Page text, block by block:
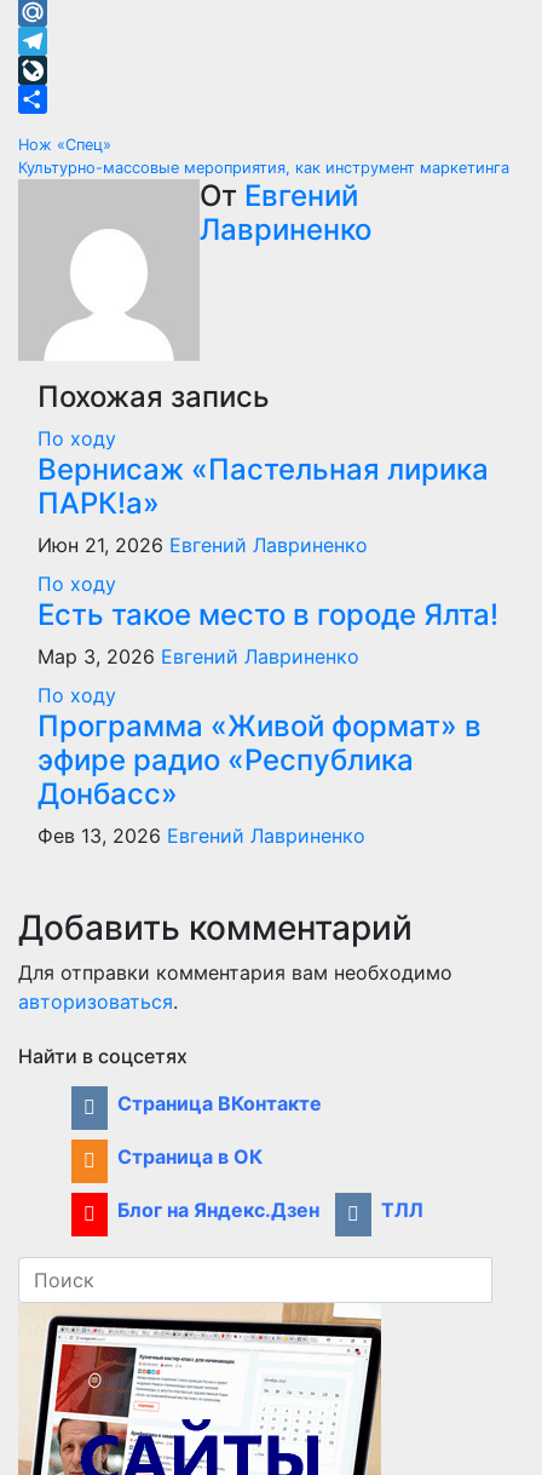
Odnoklassniki
Mail.Ru
Telegram
LiveJournal
Навигация
записям
Нож «Спец»
Культурно-массовые мероприятия, как инструмент маркетинга
От Евгений
Лавриненко
Похожая запись
По ходу
Вернисаж «Пастельная лирика
ПАРК!а»
Июн 21, 2026 Евгений Лавриненко
По ходу
Есть такое место в городе Ялта!
Мар 3, 2026 Евгений Лавриненко
По ходу
Программа «Живой формат» в
эфире радио «Республика
Донбасс»
Фев 13, 2026 Евгений Лавриненко
Добавить комментарий
Для отправки комментария вам необходимо
авторизоваться.
Найти в соцсетях
Страница ВКонтакте
Страница в ОК
Блог на Яндекс.Дзен ТЛЛ